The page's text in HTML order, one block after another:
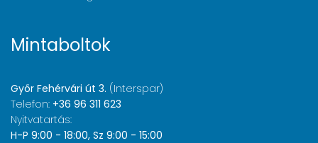
Mintaboltok
Győr Fehérvári út 3. (Interspar)
Telefon: +36 96 311 623
Nyitvatartás:
H-P 9:00 - 18:00, Sz 9:00 - 15:00